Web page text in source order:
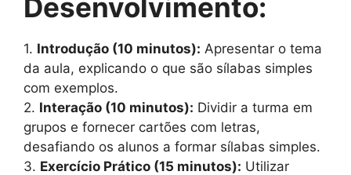
Desenvolvimento:
1. Introdução (10 minutos): Apresentar o tema
da aula, explicando o que são sílabas simples
com exemplos.
2. Interação (10 minutos): Dividir a turma em
grupos e fornecer cartões com letras,
desafiando os alunos a formar sílabas simples.
3. Exercício Prático (15 minutos): Utilizar